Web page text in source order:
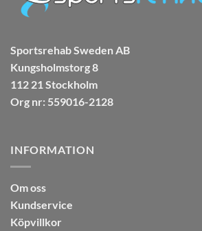
Sportsrehab Sweden AB
Kungsholmstorg 8
112 21 Stockholm
Org nr: 559016-2128
INFORMATION
Om oss
Kundservice
Köpvillkor